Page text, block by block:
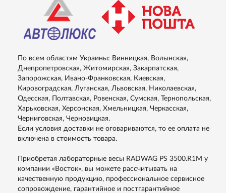
По всем областям Украины: Винницкая, Волынская,
Днепропетровская, Житомирская, Закарпатская,
Запорожская, Ивано-Франковская, Киевская,
Кировоградская, Луганская, Львовская, Николаевская,
Одесская, Полтавская, Ровенская, Сумская, Тернопольская,
Харьковская, Херсонская, Хмельницкая, Черкасская,
Черниговская, Черновицкая.
Если условия доставки не оговариваются, то ее оплата не
включена в стоимость товара.
Приобретая лабораторные весы RADWAG PS 3500.R1M у
компании «Восток», вы можете рассчитывать на
качественную продукцию, профессиональное сервисное
сопровождение, гарантийное и постгарантийное